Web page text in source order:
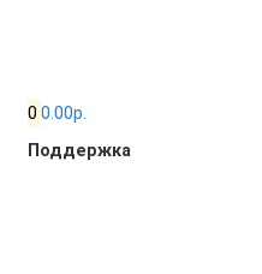
0 0.00р.
Поддержка